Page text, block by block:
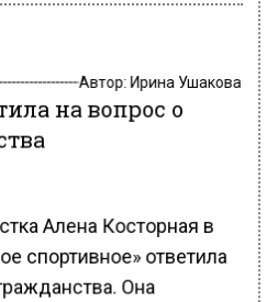
Автор:Ирина Ушакова
на вопрос о
Алена Косторная в
спортивное» ответила
Она